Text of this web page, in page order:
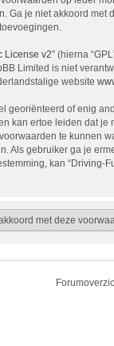
je niet akkoord
License v2” (hierna
Limited is niet
website
of enig
kan ertoe leiden dat
te kunnen
Als gebruiker ga je
kan “Driving-